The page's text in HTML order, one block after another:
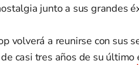
junto a sus grandes
volverá a reunirse con sus
casi tres años de su último